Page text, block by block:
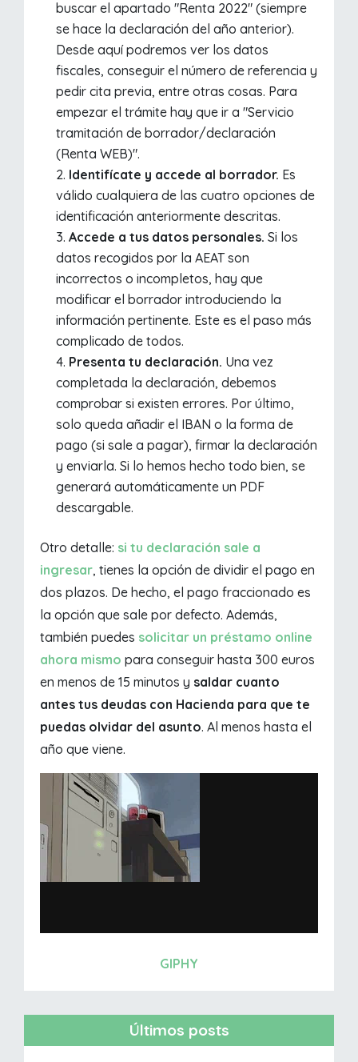
buscar el apartado "Renta 2022" (siempre
se hace la declaración del año anterior).
Desde aquí podremos ver los datos
fiscales, conseguir el número de referencia y
pedir cita previa, entre otras cosas. Para
empezar el trámite hay que ir a "Servicio
tramitación de borrador/declaración
(Renta WEB)".
Identifícate y accede al borrador. Es
válido cualquiera de las cuatro opciones de
identificación anteriormente descritas.
Accede a tus datos personales. Si los
datos recogidos por la AEAT son
incorrectos o incompletos, hay que
modificar el borrador introduciendo la
información pertinente. Este es el paso más
complicado de todos.
Presenta tu declaración. Una vez
completada la declaración, debemos
comprobar si existen errores. Por último,
solo queda añadir el IBAN o la forma de
pago (si sale a pagar), firmar la declaración
y enviarla. Si lo hemos hecho todo bien, se
generará automáticamente un PDF
descargable.
Otro detalle: si tu declaración sale a
ingresar, tienes la opción de dividir el pago en
dos plazos. De hecho, el pago fraccionado es
la opción que sale por defecto. Además,
también puedes solicitar un préstamo online
ahora mismo para conseguir hasta 300 euros
en menos de 15 minutos y saldar cuanto
antes tus deudas con Hacienda para que te
puedas olvidar del asunto. Al menos hasta el
año que viene.
GIPHY
Últimos posts